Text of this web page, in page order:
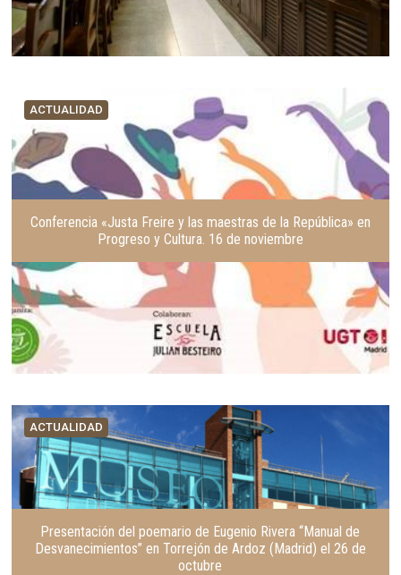
ACTUALIDAD
Conferencia «Justa Freire y las maestras de la República» en
Progreso y Cultura. 16 de noviembre
ACTUALIDAD
Presentación del poemario de Eugenio Rivera “Manual de
Desvanecimientos” en Torrejón de Ardoz (Madrid) el 26 de
octubre